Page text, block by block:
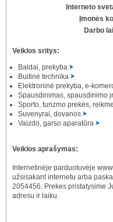
Interneto
Įmonės
Darbo
Veiklos sritys:
Baldai, prekyba
Buitinė technika
Elektroninė prekyba, e-
Spausdinimas, spausdinimo
Sporto, turizmo prekės,
Suvenyrai, dovanos
Vaizdo, garso aparatūra
Veiklos aprašymas:
Internetinėje parduotuvėje
užsisakant internetu arba
2054456. Prekes pristatysime
adresu ir laiku.